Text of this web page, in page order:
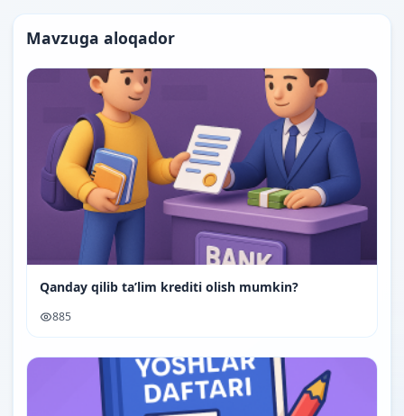
Mavzuga aloqador
Qanday qilib ta’lim krediti olish mumkin?
885